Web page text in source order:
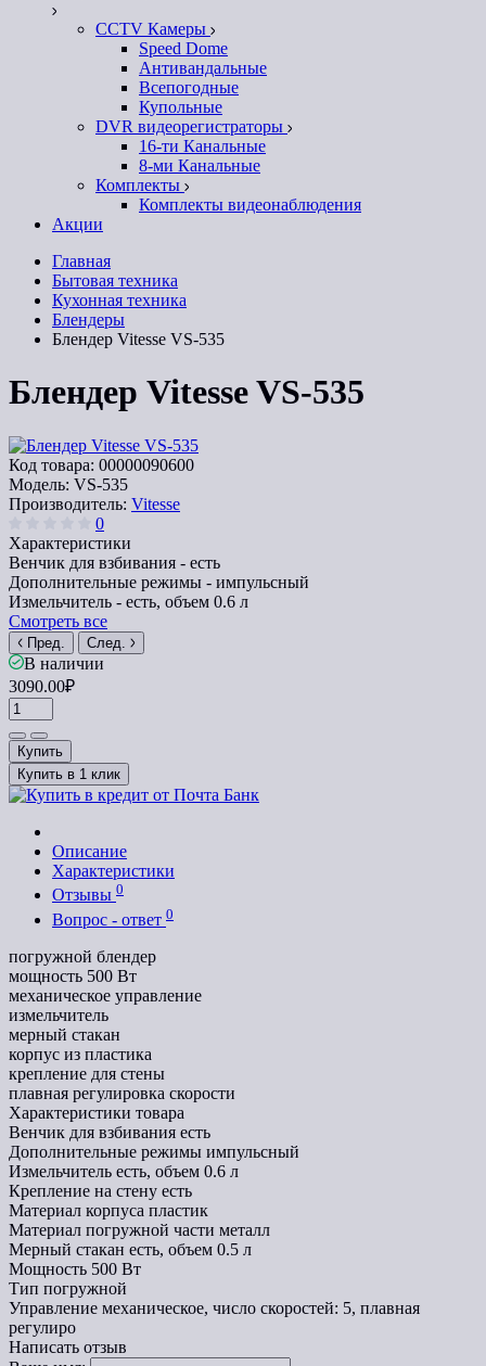
CCTV Камеры
Speed Dome
Антивандальные
Всепогодные
Купольные
DVR видеорегистраторы
16-ти Канальные
8-ми Канальные
Комплекты
Комплекты видеонаблюдения
Акции
Главная
Бытовая техника
Кухонная техника
Блендеры
Блендер Vitesse VS-535
Блендер Vitesse VS-535
Код товара: 00000090600
Модель: VS-535
Производитель: Vitesse
0
Характеристики
Венчик для взбивания - есть
Дополнительные режимы - импульсный
Измельчитель - есть, объем 0.6 л
Смотреть все
Пред. След.
В наличии
3090.00₽
Купить
Купить в 1 клик
Описание
Характеристики
Отзывы 0
Вопрос - ответ 0
погружной блендер
мощность 500 Вт
механическое управление
измельчитель
мерный стакан
корпус из пластика
крепление для стены
плавная регулировка скорости
Характеристики товара
Венчик для взбивания есть
Дополнительные режимы импульсный
Измельчитель есть, объем 0.6 л
Крепление на стену есть
Материал корпуса пластик
Материал погружной части металл
Мерный стакан есть, объем 0.5 л
Мощность 500 Вт
Тип погружной
Управление механическое, число скоростей: 5, плавная
регулиро
Написать отзыв